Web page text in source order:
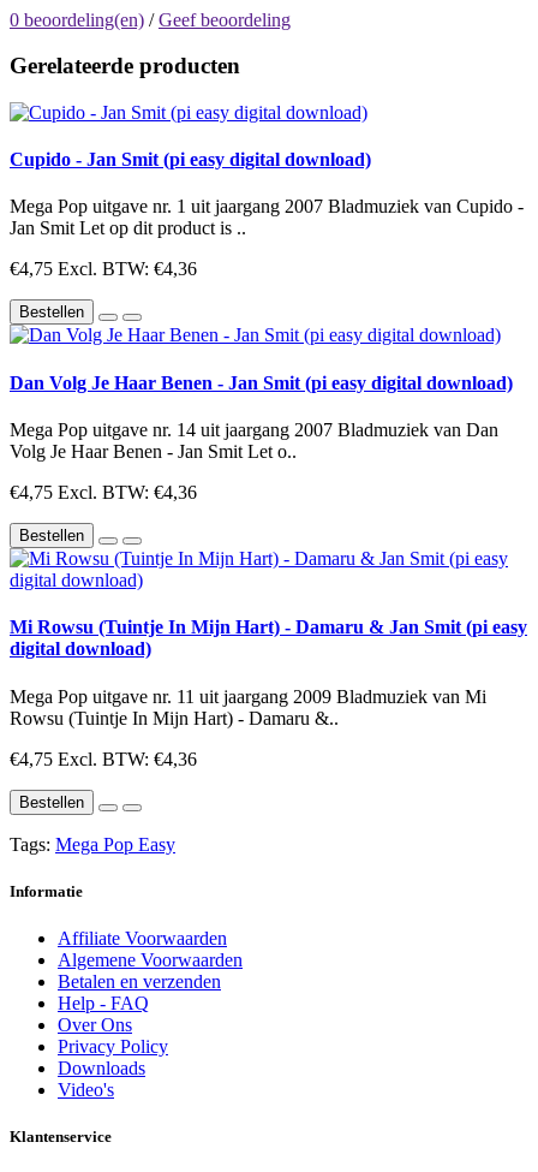
0 beoordeling(en) /Geef beoordeling
Gerelateerde producten
Cupido - Jan Smit (pi easy digital download)
Mega Pop uitgave nr. 1 uit jaargang 2007 Bladmuziek van Cupido -
Jan Smit Let op dit product is ..
€4,75 Excl. BTW: €4,36
Bestellen
Dan Volg Je Haar Benen - Jan Smit (pi easy digital download)
Mega Pop uitgave nr. 14 uit jaargang 2007 Bladmuziek van Dan
Volg Je Haar Benen - Jan Smit Let o..
€4,75 Excl. BTW: €4,36
Bestellen
Mi Rowsu (Tuintje In Mijn Hart) - Damaru & Jan Smit (pi easy
digital download)
Mega Pop uitgave nr. 11 uit jaargang 2009 Bladmuziek van Mi
Rowsu (Tuintje In Mijn Hart) - Damaru &..
€4,75 Excl. BTW: €4,36
Bestellen
Tags: Mega Pop Easy
Informatie
Affiliate Voorwaarden
Algemene Voorwaarden
Betalen en verzenden
Help - FAQ
Over Ons
Privacy Policy
Downloads
Video's
Klantenservice